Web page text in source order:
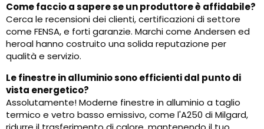
Come faccio a sapere se un produttore è affidabile?
Cerca le recensioni dei clienti, certificazioni di settore
come FENSA, e forti garanzie. Marchi come Andersen ed
heroal hanno costruito una solida reputazione per
qualità e servizio.
Le finestre in alluminio sono efficienti dal punto di
vista energetico?
Assolutamente! Moderne finestre in alluminio a taglio
termico e vetro basso emissivo, come l'A250 di Milgard,